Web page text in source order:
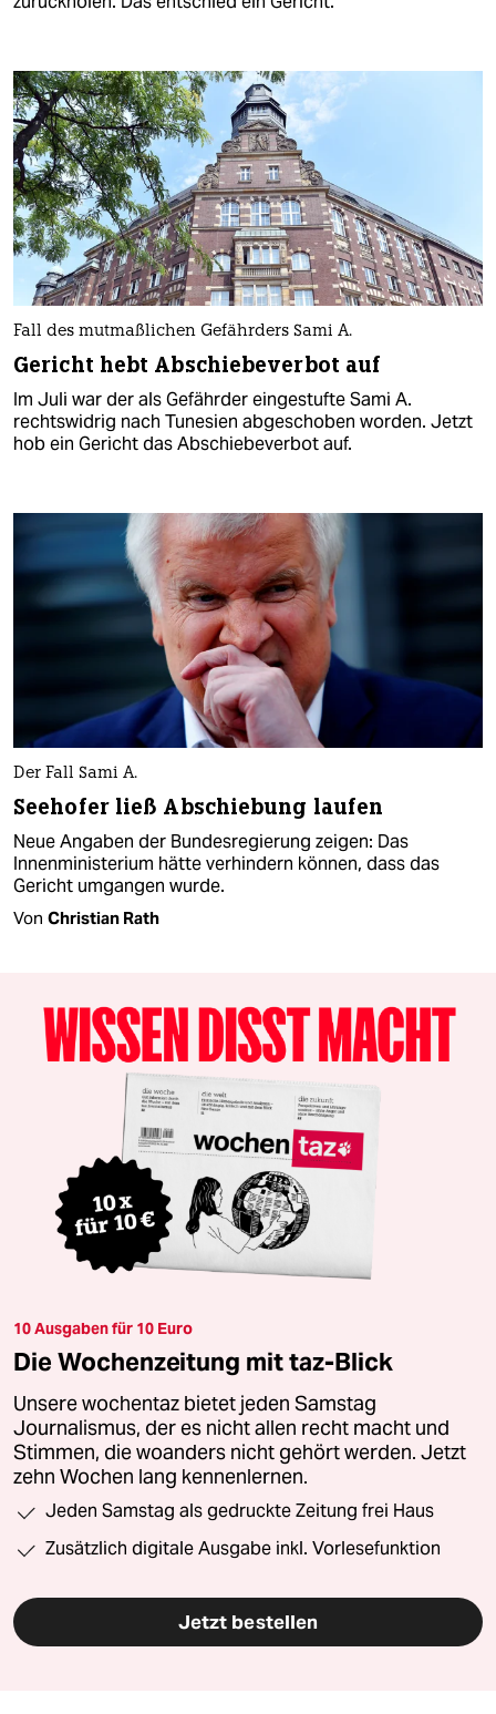
Fall des mutmaßlichen Gefährders Sami A.
Gericht hebt Abschiebeverbot auf
Im Juli war der als Gefährder eingestufte Sami A.
rechtswidrig nach Tunesien abgeschoben worden. Jetzt
hob ein Gericht das Abschiebeverbot auf.
Der Fall Sami A.
Seehofer ließ Abschiebung laufen
Neue Angaben der Bundesregierung zeigen: Das
Innenministerium hätte verhindern können, dass das
Gericht umgangen wurde.
Von Christian Rath
10 Ausgaben für 10 Euro
Die Wochenzeitung mit taz-Blick
Unsere wochentaz bietet jeden Samstag
Journalismus, der es nicht allen recht macht und
Stimmen, die woanders nicht gehört werden. Jetzt
zehn Wochen lang kennenlernen.
Jeden Samstag als gedruckte Zeitung frei Haus
Zusätzlich digitale Ausgabe inkl. Vorlesefunktion
Jetzt bestellen